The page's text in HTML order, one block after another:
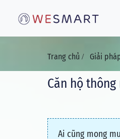
Trang chủ / Giải
Căn hộ
Ai cũng mong